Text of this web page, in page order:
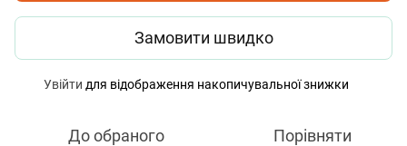
Замовити швидко
Увійти для відображення накопичувальної знижки
До обраного Порівняти